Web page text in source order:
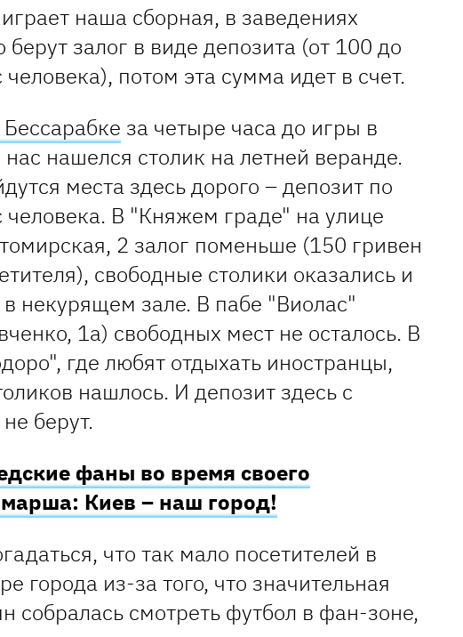
наша сборная, в заведениях
залог в виде депозита (от 100 до
потом эта сумма идет в счет.
за четыре часа до игры в
нашелся столик на летней веранде.
места здесь дорого – депозит по
человека. В "Княжем граде" на улице
2 залог поменьше (150 гривен
свободные столики оказались и
некурящем зале. В пабе "Виолас"
1а) свободных мест не осталось. В
где любят отдыхать иностранцы,
нашлось. И депозит здесь с
берут.
фаны во время своего
марша: Киев – наш город!
что так мало посетителей в
города из-за того, что значительная
собралась смотреть футбол в фан-зоне,